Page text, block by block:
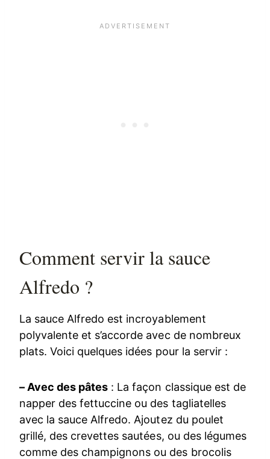
Comment servir la sauce
Alfredo ?
La sauce Alfredo est incroyablement
polyvalente et s’accorde avec de nombreux
plats. Voici quelques idées pour la servir :
– Avec des pâtes : La façon classique est de
napper des fettuccine ou des tagliatelles
avec la sauce Alfredo. Ajoutez du poulet
grillé, des crevettes sautées, ou des légumes
comme des champignons ou des brocolis